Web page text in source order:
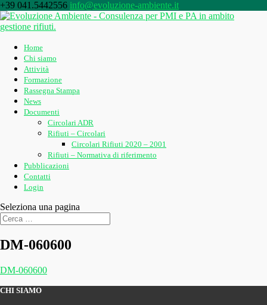
+39 041.5442556 info@evoluzione-ambiente.it
Home
Chi siamo
Attività
Formazione
Rassegna Stampa
News
Documenti
Circolari ADR
Rifiuti – Circolari
Circolari Rifiuti 2020 – 2001
Rifiuti – Normativa di riferimento
Pubblicazioni
Contatti
Login
Seleziona una pagina
DM-060600
DM-060600
CHI SIAMO